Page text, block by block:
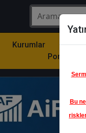
Kurumlar
Model
Portföy
Bu